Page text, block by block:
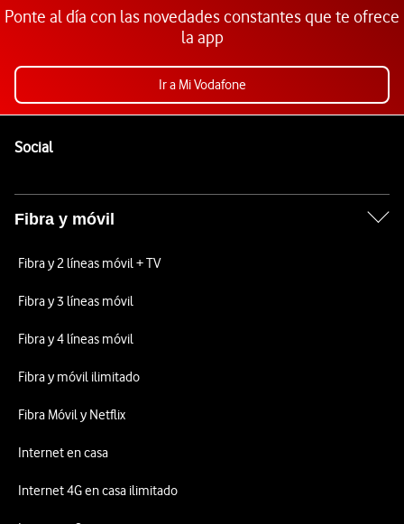
Ponte al día con las novedades constantes que te ofrece
la app
Ir a Mi Vodafone
SocialEnlaces a las redes sociales de Vodafone
Fibra y móvil
Fibra y 2 líneas móvil + TV
Fibra y 3 líneas móvil
Fibra y 4 líneas móvil
Fibra y móvil ilimitado
Fibra Móvil y Netflix
Internet en casa
Internet 4G en casa ilimitado